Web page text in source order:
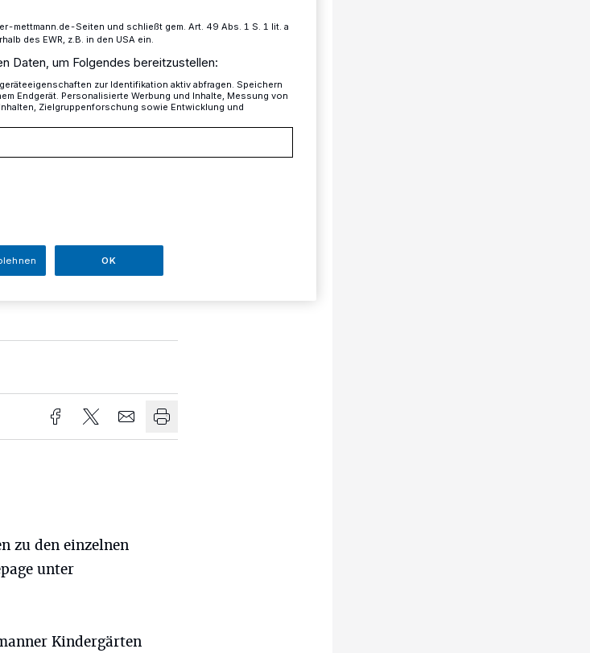
1. August
1.
Mettmann nehmen
beginnt, noch bis
zu den einzelnen
unter
Kindergärten
mettmann.de-Seiten und schließt gem. Art. 49 Abs. 1 S. 1 lit. a
des EWR, z.B. in den USA ein.
Daten, um Folgendes bereitzustellen:
zur Identifikation aktiv abfragen. Speichern
Endgerät. Personalisierte Werbung und Inhalte, Messung von
Zielgruppenforschung sowie Entwicklung und
OK